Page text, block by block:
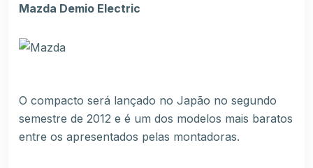
Mazda Demio Electric
O compacto será lançado no Japão no segundo
semestre de 2012 e é um dos modelos mais baratos
entre os apresentados pelas montadoras.